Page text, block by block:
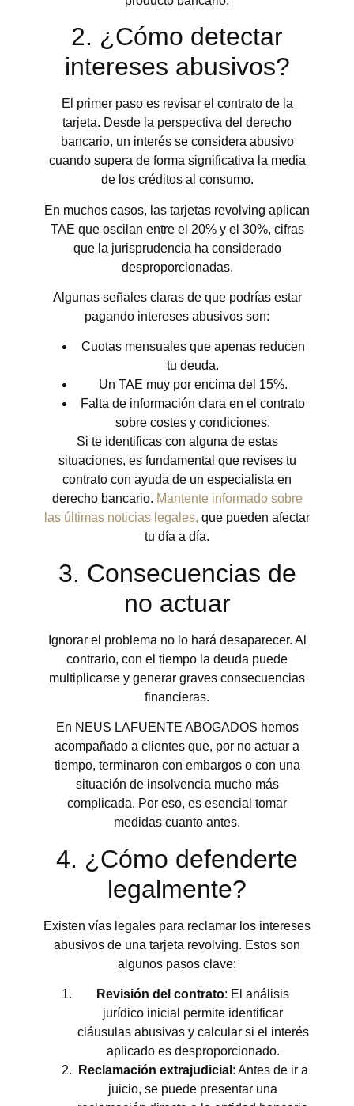
2. ¿Cómo detectar
intereses abusivos?
El primer paso es revisar el contrato de la
tarjeta. Desde la perspectiva del derecho
bancario, un interés se considera abusivo
cuando supera de forma significativa la media
de los créditos al consumo.
En muchos casos, las tarjetas revolving aplican
TAE que oscilan entre el 20% y el 30%, cifras
que la jurisprudencia ha considerado
desproporcionadas.
Algunas señales claras de que podrías estar
pagando intereses abusivos son:
Cuotas mensuales que apenas reducen
tu deuda.
Un TAE muy por encima del 15%.
Falta de información clara en el contrato
sobre costes y condiciones.
Si te identificas con alguna de estas
situaciones, es fundamental que revises tu
contrato con ayuda de un especialista en
derecho bancario. Mantente informado sobre
las últimas noticias legales, que pueden afectar
tu día a día.
3. Consecuencias de
no actuar
Ignorar el problema no lo hará desaparecer. Al
contrario, con el tiempo la deuda puede
multiplicarse y generar graves consecuencias
financieras.
En NEUS LAFUENTE ABOGADOS hemos
acompañado a clientes que, por no actuar a
tiempo, terminaron con embargos o con una
situación de insolvencia mucho más
complicada. Por eso, es esencial tomar
medidas cuanto antes.
4. ¿Cómo defenderte
legalmente?
Existen vías legales para reclamar los intereses
abusivos de una tarjeta revolving. Estos son
algunos pasos clave:
Revisión del contrato: El análisis
jurídico inicial permite identificar
cláusulas abusivas y calcular si el interés
aplicado es desproporcionado.
Reclamación extrajudicial : Antes de ir a
juicio, se puede presentar una